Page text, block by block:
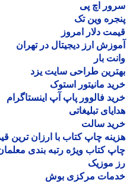
اچ پی
وین تک
دلار امروز
ارز دیجیتال در تهران
بار
طراحی سایت یزد
مانیتور استوک
فالوور پاپ آپ اینستاگرام
تبلیغاتی
سالت
چاپ کتاب با ارزان ترین قیمت
کتاب ویژه رتبه بندی معلمان
موزیک
مرکزی بوش